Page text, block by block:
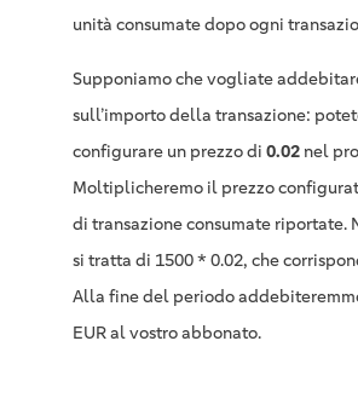
unità consumate dopo ogni
Supponiamo che vogliate
sull’importo della transazione:
configurare un prezzo di 0.02 nel
Moltiplicheremo il prezzo
di transazione consumate riportate.
si tratta di 1500 * 0.02, che
Alla fine del periodo
EUR al vostro abbonato.